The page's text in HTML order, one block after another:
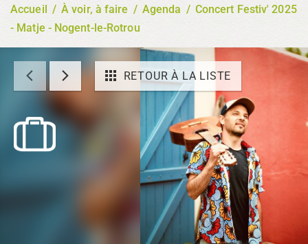
Accueil / À voir, à faire / Agenda / Concert Festiv' 2025
- Matje - Nogent-le-Rotrou
RETOUR À LA LISTE